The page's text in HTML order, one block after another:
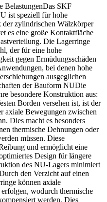
BelastungenDas SKF
ist speziell für hohe
der zylindrischen Wälzkörper
es eine große Kontaktfläche
Die Lagerringe
der für eine hohe
gegen Ermüdungsschäden
bei denen hohe
ausgeglichen
der Bauform NUDie
besondere Konstruktion aus:
Borden versehen ist, ist der
axiale Bewegungen zwischen
Dies macht es besonders
thermische Dehnungen oder
müssen. Diese
und ermöglicht eine
Design für längere
des NU-Lagers minimiert
den Verzicht auf einen
können axiale
wodurch thermische
werden. Dies